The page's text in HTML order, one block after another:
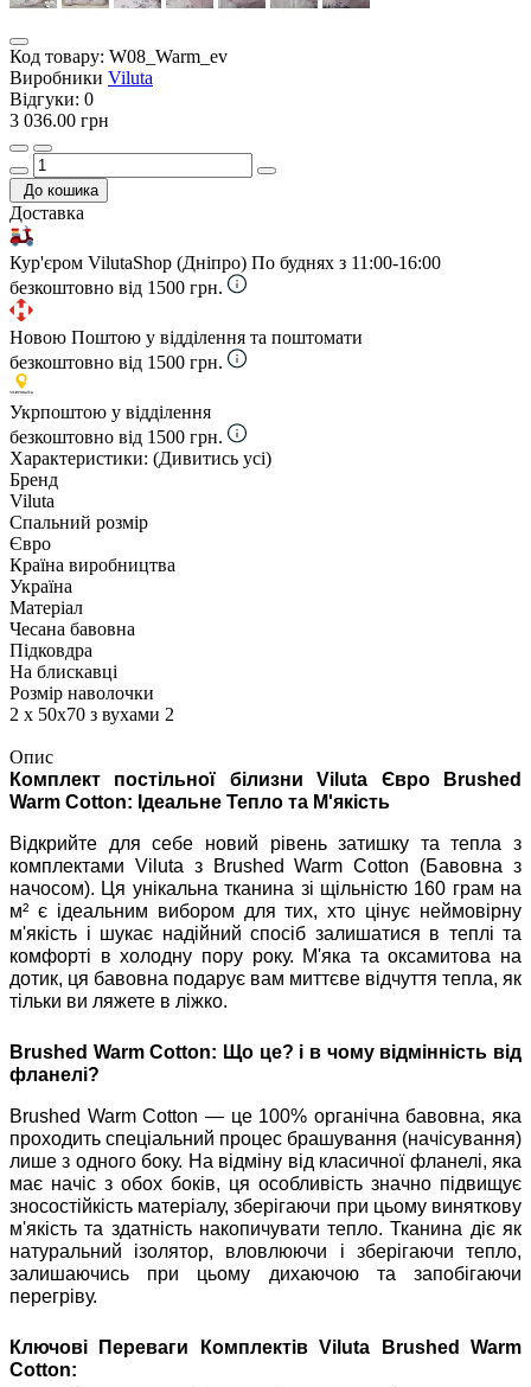
Код товару: W08_Warm_ev
Виробники Viluta
Відгуки: 0
3 036.00 грн
До кошика
Доставка
Кур'єром VilutaShop (Дніпро) По буднях з 11:00-16:00
безкоштовно від 1500 грн.
Новою Поштою у відділення та поштомати
безкоштовно від 1500 грн.
Укрпоштою у відділення
безкоштовно від 1500 грн.
Характеристики: (Дивитись усі)
Бренд
Viluta
Спальний розмір
Євро
Країна виробництва
Україна
Матеріал
Чесана бавовна
Підковдра
На блискавці
Розмір наволочки
2 х 50х70 з вухами 2
Опис
Комплект постільної білизни Viluta Євро Brushed
Warm Cotton: Ідеальне Тепло та М'якість
Відкрийте для себе новий рівень затишку та тепла з
комплектами Viluta з Brushed Warm Cotton (Бавовна з
начосом). Ця унікальна тканина зі щільністю 160 грам на
м² є ідеальним вибором для тих, хто цінує неймовірну
м'якість і шукає надійний спосіб залишатися в теплі та
комфорті в холодну пору року. М'яка та оксамитова на
дотик, ця бавовна подарує вам миттєве відчуття тепла, як
тільки ви ляжете в ліжко.
Brushed Warm Cotton: Що це? і в чому відмінність від
фланелі?
Brushed Warm Cotton — це 100% органічна бавовна, яка
проходить спеціальний процес брашування (начісування)
лише з одного боку. На відміну від класичної фланелі, яка
має начіс з обох боків, ця особливість значно підвищує
зносостійкість матеріалу, зберігаючи при цьому виняткову
м'якість та здатність накопичувати тепло. Тканина діє як
натуральний ізолятор, вловлюючи і зберігаючи тепло,
залишаючись при цьому дихаючою та запобігаючи
перегріву.
Ключові Переваги Комплектів Viluta Brushed Warm
Cotton: